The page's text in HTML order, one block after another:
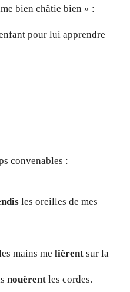
bien châtie bien » :
pour lui apprendre
convenables :
les oreilles de mes
mains me lièrent sur la
nouèrent les cordes.